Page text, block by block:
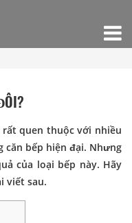
quen thuộc với nhiều
bếp hiện đại. Nhưng
của loại bếp này. Hãy
viết sau.